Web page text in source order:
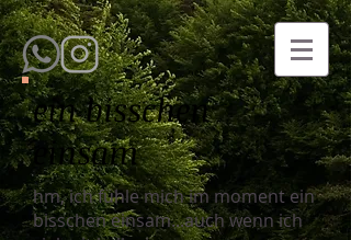
ein bisschen
einsam
hm, ich fühle mich im moment ein
bisschen einsam...auch wenn ich